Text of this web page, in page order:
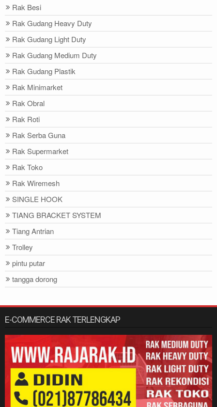
Rak Besi
Rak Gudang Heavy Duty
Rak Gudang Light Duty
Rak Gudang Medium Duty
Rak Gudang Plastik
Rak Minimarket
Rak Obral
Rak Roti
Rak Serba Guna
Rak Supermarket
Rak Toko
Rak Wiremesh
SINGLE HOOK
TIANG BRACKET SYSTEM
Tiang Antrian
Trolley
pintu putar
tangga dorong
E-COMMERCE RAK TERLENGKAP